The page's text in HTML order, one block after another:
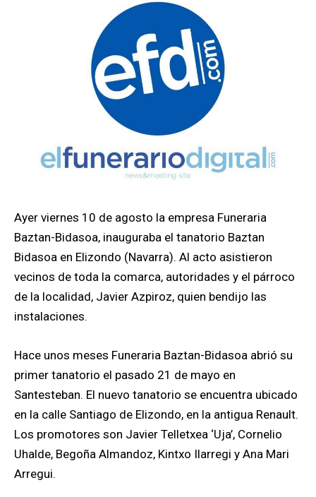
Ayer viernes 10 de agosto la empresa Funeraria
Baztan-Bidasoa, inauguraba el tanatorio Baztan
Bidasoa en Elizondo (Navarra). Al acto asistieron
vecinos de toda la comarca, autoridades y el párroco
de la localidad, Javier Azpiroz, quien bendijo las
instalaciones.
Hace unos meses Funeraria Baztan-Bidasoa abrió su
primer tanatorio el pasado 21 de mayo en
Santesteban. El nuevo tanatorio se encuentra ubicado
en la calle Santiago de Elizondo, en la antigua Renault.
Los promotores son Javier Telletxea ‘Uja’, Cornelio
Uhalde, Begoña Almandoz, Kintxo Ilarregi y Ana Mari
Arregui.